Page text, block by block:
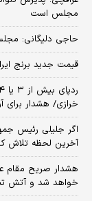
مجلس است
حاجی دلیگانی:
قیمت جدید برنج
خرازی/ هشدار برای آن‌هایی
اگر جلیلی رئیس
آخرین لحظه تلاش
هشدار صریح مقام
خواهد شد و آتش